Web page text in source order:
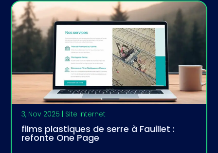
3, Nov 2025 | Site internet
films plastiques de serre à Fauillet :
refonte One Page